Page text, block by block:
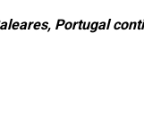
Portugal